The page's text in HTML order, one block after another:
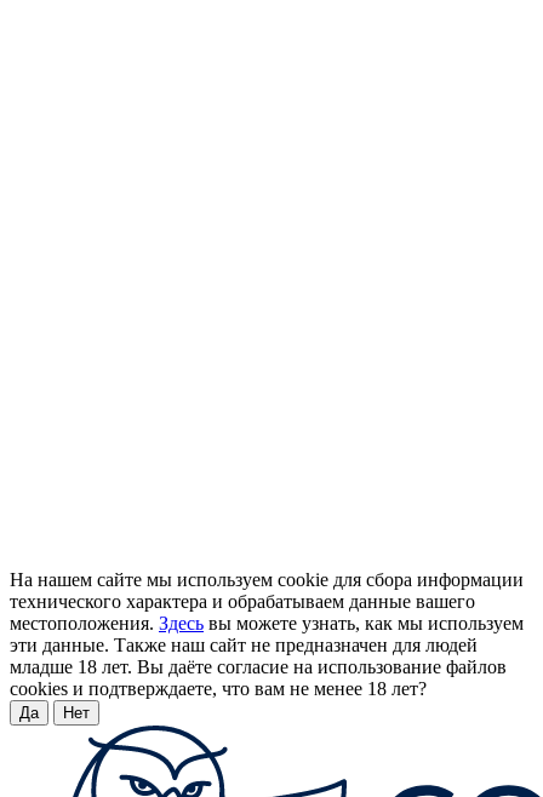
На нашем сайте мы используем cookie для сбора информации
технического характера и обрабатываем данные вашего
местоположения. Здесь вы можете узнать, как мы используем
эти данные. Также наш сайт не предназначен для людей
младше 18 лет. Вы даёте согласие на использование файлов
cookies и подтверждаете, что вам не менее 18 лет?
Да Нет